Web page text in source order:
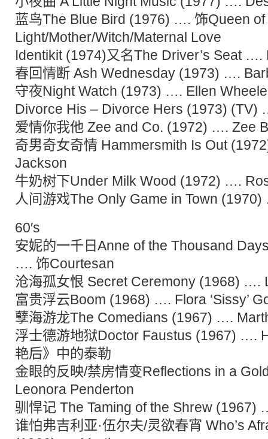
蓝鸟The Blue Bird (1976) …. 饰Queen of
Light/Mother/Witch/Maternal Love
Identikit (1974)又名The Driver’s Seat ….
春回情断 Ash Wednesday (1973) ….
守夜Night Watch (1973) …. Ellen
Divorce His – Divorce Hers (1973) (TV)
爱情你我他 Zee and Co. (1972) …. Zee
奇男奇女奇情 Hammersmith Is Out
Jackson
牛奶树下Under Milk Wood (1972) ….
人间游戏The Only Game in Town
60′s
安妮的一千日Anne of the Thousand
…. 饰Courtesan
沧海孤女恨 Secret Ceremony (1968) ….
富贵浮云Boom (1968) …. Flora ‘Sissy’
孽海游龙The Comedians (1967) ….
浮士德游地狱Doctor Faustus (1967) ….
艳后》中的泰勒
金眼的反映/禁房情变Reflections in a
Leonora Penderton
驯悍记 The Taming of the Shrew (1967)
谁怕弗吉利亚·伍尔夫/灵欲春宵 Who’s